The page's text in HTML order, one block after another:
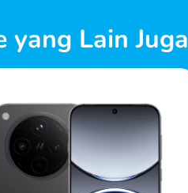
yang Lain Juga